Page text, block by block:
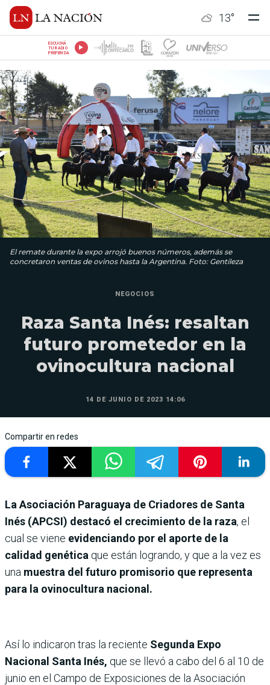
13°
ESCUCHÁ
TU RADIO
PREFERIDA
El remate durante la expo arrojó buenos números, además se
concretaron ventas de ovinos hasta la Argentina. Foto: Gentileza
NEGOCIOS
Raza Santa Inés: resaltan
futuro prometedor en la
ovinocultura nacional
14 DE JUNIO DE 2023 14:06
Compartir en redes
La Asociación Paraguaya de Criadores de Santa
Inés (APCSI) destacó el crecimiento de la raza, el
cual se viene evidenciando por el aporte de la
calidad genética que están logrando, y que a la vez es
una muestra del futuro promisorio que representa
para la ovinocultura nacional.
Así lo indicaron tras la reciente Segunda Expo
Nacional Santa Inés, que se llevó a cabo del 6 al 10 de
junio en el Campo de Exposiciones de la Asociación